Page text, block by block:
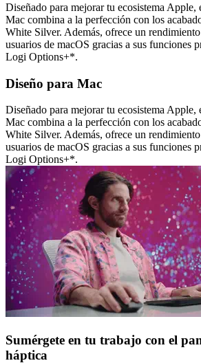
Diseñado para mejorar tu ecosistema
Mac combina a la perfección con los
White Silver. Además, ofrece un
usuarios de macOS gracias a sus funciones
Logi Options+*.
Diseño para Mac
Diseñado para mejorar tu ecosistema
Mac combina a la perfección con los
White Silver. Además, ofrece un
usuarios de macOS gracias a sus funciones
Logi Options+*.
Sumérgete en tu trabajo con el
háptica